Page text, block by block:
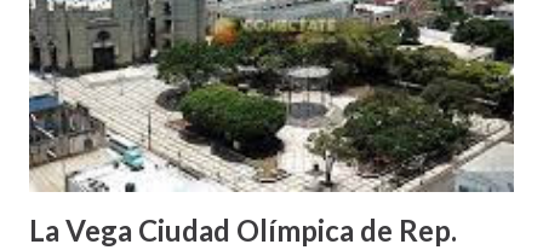
La Vega Ciudad Olímpica de Rep.